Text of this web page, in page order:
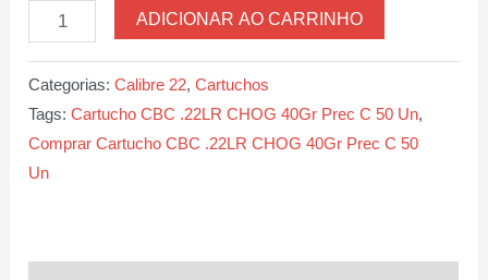
Cartucho
CBC
ADICIONAR AO CARRINHO
Categorias:Calibre 22,Cartuchos
Tags:Cartucho CBC .22LR CHOG 40Gr Prec C 50 Un,
Comprar Cartucho CBC .22LR CHOG 40Gr Prec C 50
Un